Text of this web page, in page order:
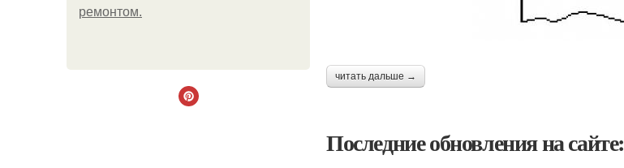
ремонтом.
читать дальше →
Последние обновления на сайте: